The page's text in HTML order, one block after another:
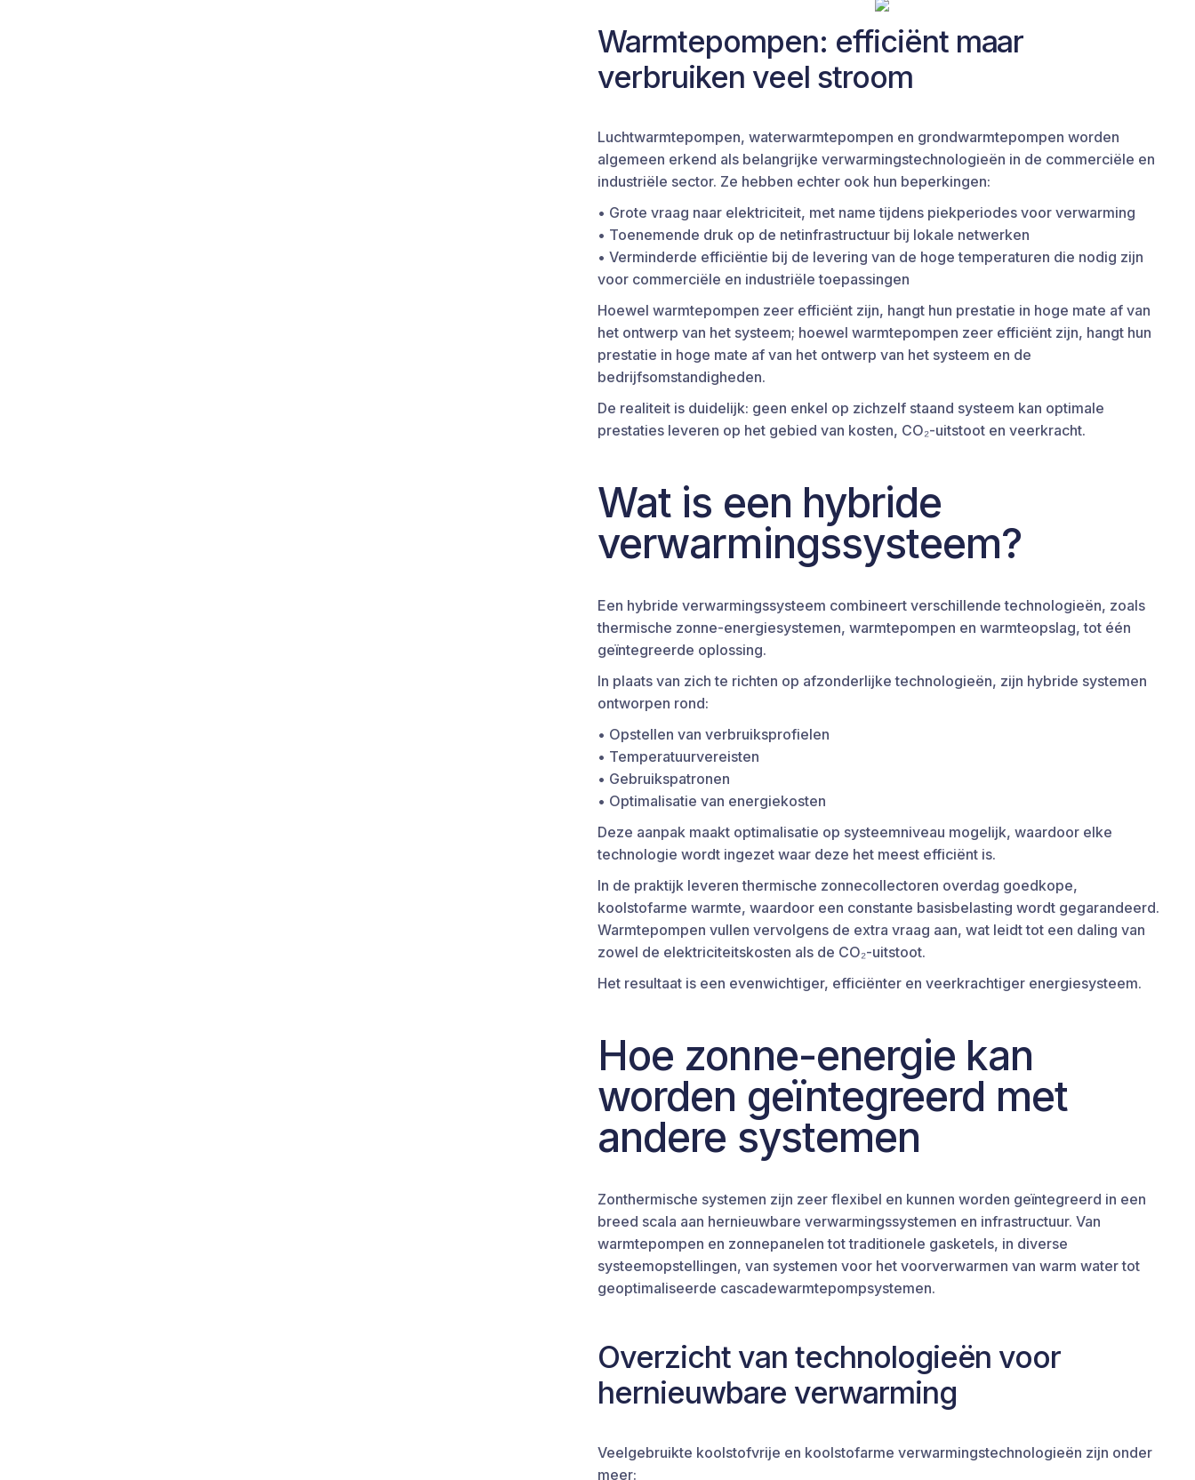
Warmtepompen: efficiënt maar
verbruiken veel stroom
Luchtwarmtepompen, waterwarmtepompen en grondwarmtepompen worden
algemeen erkend als belangrijke verwarmingstechnologieën in de commerciële en
industriële sector. Ze hebben echter ook hun beperkingen:
• Grote vraag naar elektriciteit, met name tijdens piekperiodes voor verwarming
• Toenemende druk op de netinfrastructuur bij lokale netwerken
• Verminderde efficiëntie bij de levering van de hoge temperaturen die nodig zijn
voor commerciële en industriële toepassingen
Hoewel warmtepompen zeer efficiënt zijn, hangt hun prestatie in hoge mate af van
het ontwerp van het systeem; hoewel warmtepompen zeer efficiënt zijn, hangt hun
prestatie in hoge mate af van het ontwerp van het systeem en de
bedrijfsomstandigheden.
De realiteit is duidelijk: geen enkel op zichzelf staand systeem kan optimale
prestaties leveren op het gebied van kosten, CO₂-uitstoot en veerkracht.
Wat is een hybride
verwarmingssysteem?
Een hybride verwarmingssysteem combineert verschillende technologieën, zoals
thermische zonne-energiesystemen, warmtepompen en warmteopslag, tot één
geïntegreerde oplossing.
In plaats van zich te richten op afzonderlijke technologieën, zijn hybride systemen
ontworpen rond:
• Opstellen van verbruiksprofielen
• Temperatuurvereisten
• Gebruikspatronen
• Optimalisatie van energiekosten
Deze aanpak maakt optimalisatie op systeemniveau mogelijk, waardoor elke
technologie wordt ingezet waar deze het meest efficiënt is.
In de praktijk leveren thermische zonnecollectoren overdag goedkope,
koolstofarme warmte, waardoor een constante basisbelasting wordt gegarandeerd.
Warmtepompen vullen vervolgens de extra vraag aan, wat leidt tot een daling van
zowel de elektriciteitskosten als de CO₂-uitstoot.
Het resultaat is een evenwichtiger, efficiënter en veerkrachtiger energiesysteem.
Hoe zonne-energie kan
worden geïntegreerd met
andere systemen
Zonthermische systemen zijn zeer flexibel en kunnen worden geïntegreerd in een
breed scala aan hernieuwbare verwarmingssystemen en infrastructuur. Van
warmtepompen en zonnepanelen tot traditionele gasketels, in diverse
systeemopstellingen, van systemen voor het voorverwarmen van warm water tot
geoptimaliseerde cascadewarmtepompsystemen.
Overzicht van technologieën voor
hernieuwbare verwarming
Veelgebruikte koolstofvrije en koolstofarme verwarmingstechnologieën zijn onder
meer: